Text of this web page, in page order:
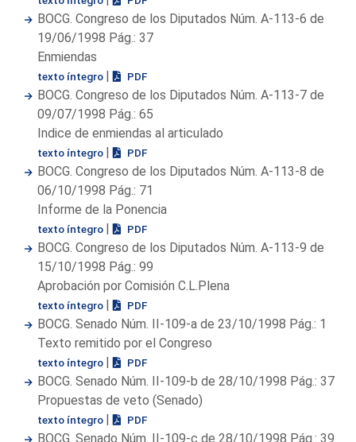
BOCG. Congreso de los Diputados Núm. A-113-6 de
19/06/1998 Pág.: 37
Enmiendas
texto íntegro | PDF
BOCG. Congreso de los Diputados Núm. A-113-7 de
09/07/1998 Pág.: 65
Indice de enmiendas al articulado
texto íntegro | PDF
BOCG. Congreso de los Diputados Núm. A-113-8 de
06/10/1998 Pág.: 71
Informe de la Ponencia
texto íntegro | PDF
BOCG. Congreso de los Diputados Núm. A-113-9 de
15/10/1998 Pág.: 99
Aprobación por Comisión C.L.Plena
texto íntegro | PDF
BOCG. Senado Núm. II-109-a de 23/10/1998 Pág.: 1
Texto remitido por el Congreso
texto íntegro | PDF
BOCG. Senado Núm. II-109-b de 28/10/1998 Pág.: 37
Propuestas de veto (Senado)
texto íntegro | PDF
BOCG. Senado Núm. II-109-c de 28/10/1998 Pág.: 39